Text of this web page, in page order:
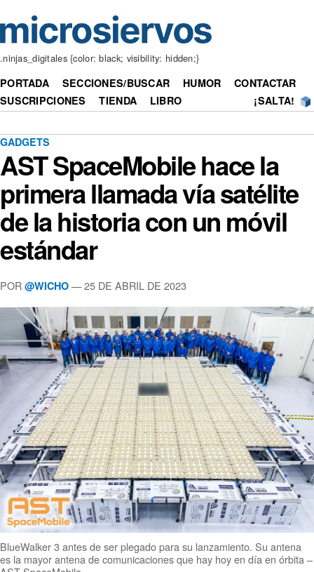
.ninjas_digitales {color: black; visibility: hidden;}
PORTADA SECCIONES/BUSCAR HUMOR
CONTACTAR
SUSCRIPCIONES
TIENDA LIBRO ¡SALTA!
GADGETS
AST SpaceMobile hace la
primera llamada vía satélite
de la historia con un móvil
estándar
POR @WICHO — 25 DE ABRIL DE 2023
BlueWalker 3 antes de ser plegado para su lanzamiento. Su antena
es la mayor antena de comunicaciones que hay hoy en día en órbita –